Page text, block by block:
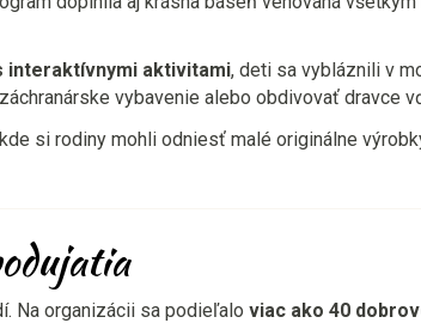
interaktívnymi aktivitami, deti sa vybláznili v
vybavenie alebo obdivovať dravce
si rodiny mohli odniesť malé originálne
Na organizácii sa podieľalo viac ako 40